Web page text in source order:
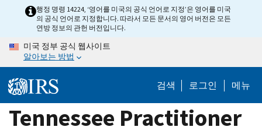
content
행정 명령 14224, ‘영어를 미국의 공식 언어로 지정’은 영어를 미국
의 공식 언어로 지정합니다. 따라서 모든 문서의 영어 버전은 모든
연방 정보의 관헌 버전입니다.
미국 정부 공식 웹사이트
알아보는 방법
검색 로그인 메뉴
Tennessee Practitioner